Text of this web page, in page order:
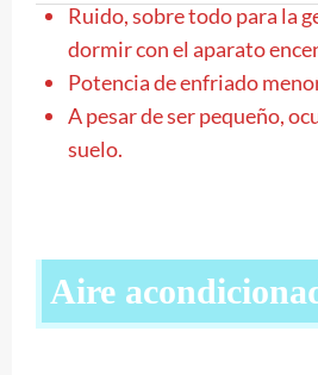
Ruido, sobre todo para la
dormir con el aparato
Potencia de enfriado
A pesar de ser pequeño,
suelo.
Aire